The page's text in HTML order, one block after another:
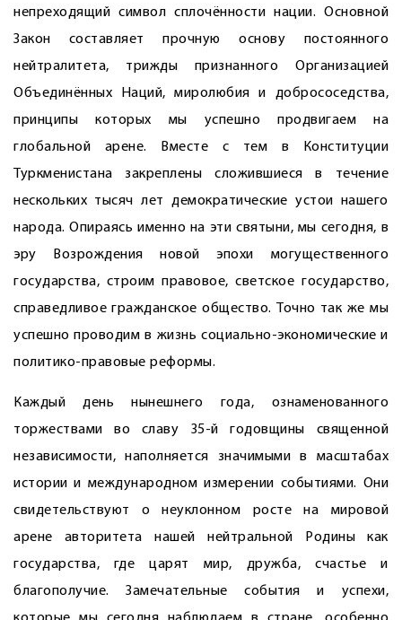
непреходящий символ сплочённости нации. Основной
Закон составляет прочную основу постоянного
нейтралитета, трижды признанного Организацией
Объединённых Наций, миролюбия и добрососедства,
принципы которых мы успешно продвигаем на
глобальной арене. Вместе с тем в Конституции
Туркменистана закреплены сложившиеся в течение
нескольких тысяч лет демократические устои нашего
народа. Опираясь именно на эти святыни, мы сегодня, в
эру Возрождения новой эпохи могущественного
государства, строим правовое, светское государство,
справедливое гражданское общество. Точно так же мы
успешно проводим в жизнь социально-экономические и
политико-правовые реформы.
Каждый день нынешнего года, ознаменованного
торжествами во славу 35-й годовщины священной
независимости, наполняется значимыми в масштабах
истории и международном измерении событиями. Они
свидетельствуют о неуклонном росте на мировой
арене авторитета нашей нейтральной Родины как
государства, где царят мир, дружба, счастье и
благополучие. Замечательные события и успехи,